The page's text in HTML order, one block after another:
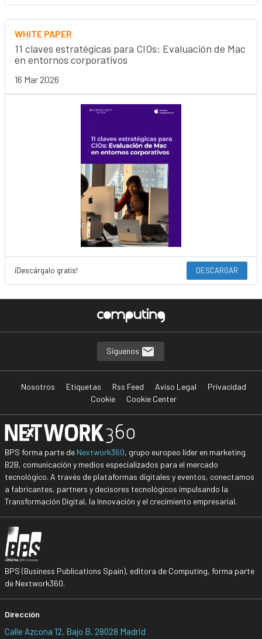
WHITE PAPER
11 claves estratégicas para CIOs: Evaluación de Mac
en entornos corporativos
16 Mar 2026
¡Descárgalo gratis! DESCARGAR
Síguenos
Nosotros Etiquetas Rss Feed Aviso Legal
Privacidad
Cookie
Cookie Center
BPS forma parte de Nextwork360, grupo europeo líder en marketing
B2B, comunicación y medios especializados para el mercado
tecnológico. A través de plataformas digitales y eventos, conectamos
a fabricantes, partners y decisores tecnológicos impulsando la
Transformación Digital, la Innovación y el crecimiento empresarial.
BPS (Business Publications Spain), editora de Computing, forma parte
de Nextwork360.
Dirección
Calle Azcona 12, Bajo B, 28028 Madrid